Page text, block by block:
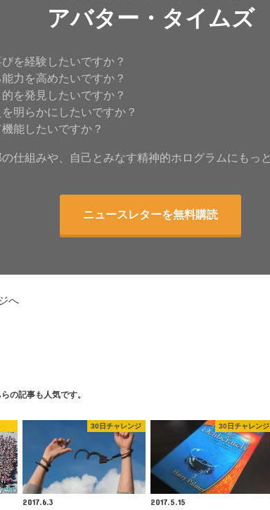
アバター・タイムズ
を経験したいですか？
力を高めたいですか？
を発見したいですか？
明らかにしたいですか？
能したいですか？
仕組みや、自己とみなす精神的ホログラムにもっ
ニュースレターを無料購読
へ
の記事も人気です。
30日チャレンジ
2017.6.3
30日チャレンジ
2017.5.15